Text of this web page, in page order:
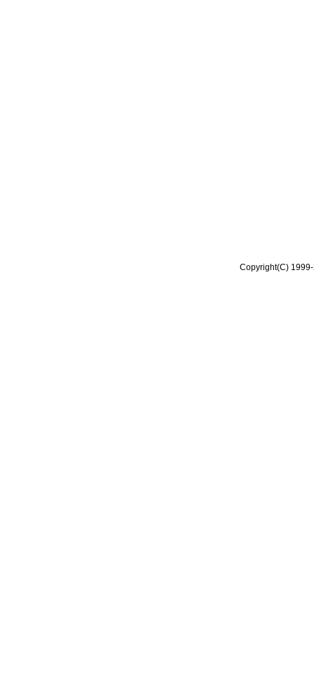
Copyright(C)